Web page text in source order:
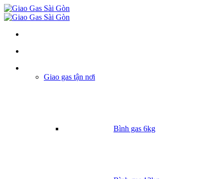
Giao gas tận nơi
Bình gas 6kg